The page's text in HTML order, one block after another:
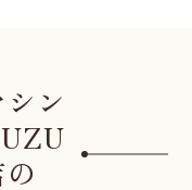
ン